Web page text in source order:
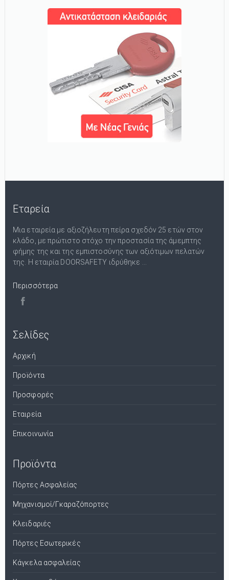
Εταρεία
Μια εταιρεία με αξιοζήλευτη πείρα σχεδόν 25 ετών στον
κλάδο, με πρώτιστο στόχο την προστασία της άμεμπτης
φήμης της και της εμπιστοσύνης των αξιότιμων πελατών
της. Η εταιρία DOORSAFETY ιδρύθηκε ...
Περισσότερα
Σελίδες
Αρχική
Προϊόντα
Προσφορές
Εταιρεία
Επικοινωνία
Προϊόντα
Πόρτες Ασφαλείας
Μηχανισμοί/Γκαραζόπορτες
Κλειδαριές
Πόρτες Εσωτερικές
Κάγκελα ασφαλείας